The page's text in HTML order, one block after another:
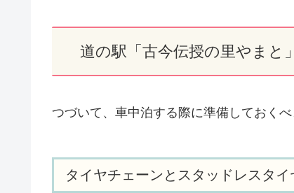
道の駅「古今伝授の里やまと
つづいて、車中泊する際に準備しておく
タイヤチェーンとスタッドレスタイ